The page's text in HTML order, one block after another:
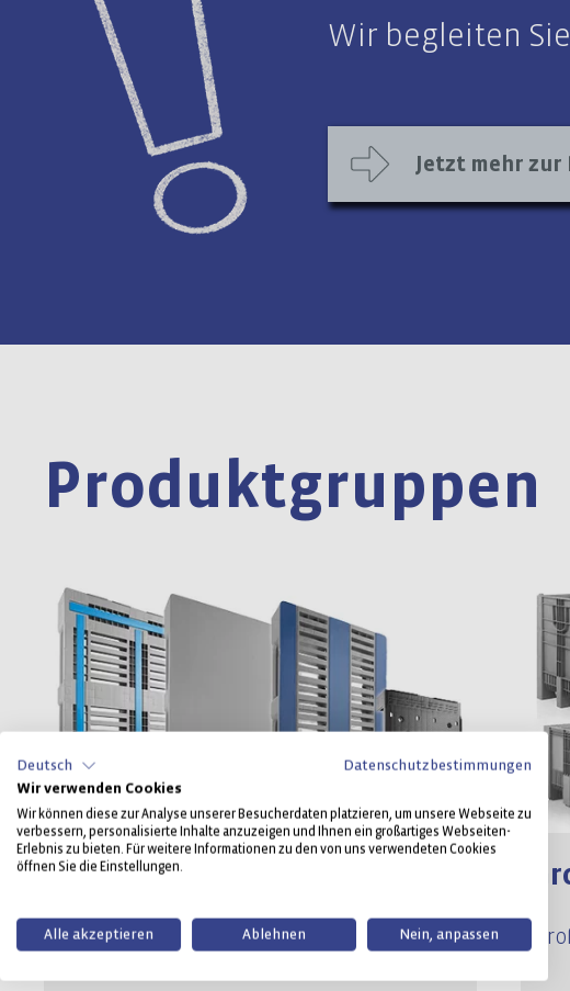
Wir begleiten
Jetzt mehr zur
Produktgruppen
Kunststoffpaletten
Leistungsträger einer effizienten Logistik
Deutsch
Datenschutzbestimmungen
Wir verwenden Cookies
Wir können diese zur Analyse unserer Besucherdaten platzieren, um unsere Webseite zu
verbessern, personalisierte Inhalte anzuzeigen und Ihnen ein großartiges Webseiten-
Erlebnis zu bieten. Für weitere Informationen zu den von uns verwendeten Cookies
öffnen Sie die Einstellungen.
Alle akzeptieren Ablehnen Nein, anpassen